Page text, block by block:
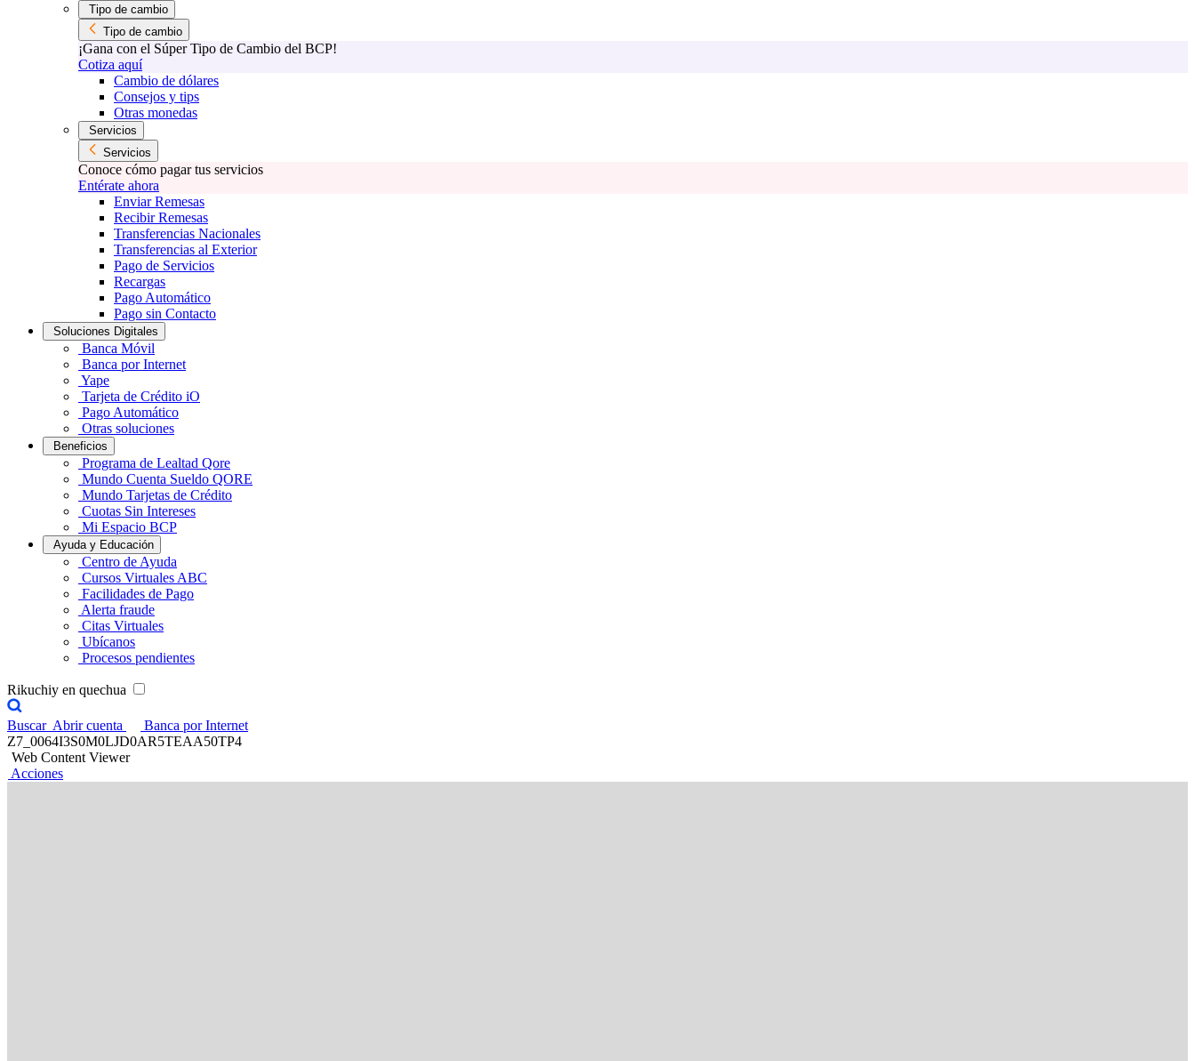
Tipo de cambio
Tipo de cambio
¡Gana con el Súper Tipo de Cambio del BCP!
Cotiza aquí
Cambio de dólares
Consejos y tips
Otras monedas
Servicios
Servicios
Conoce cómo pagar tus servicios
Entérate ahora
Enviar Remesas
Recibir Remesas
Transferencias Nacionales
Transferencias al Exterior
Pago de Servicios
Recargas
Pago Automático
Pago sin Contacto
Soluciones Digitales
Banca Móvil
Banca por Internet
Yape
Tarjeta de Crédito iO
Pago Automático
Otras soluciones
Beneficios
Programa de Lealtad Qore
Mundo Cuenta Sueldo QORE
Mundo Tarjetas de Crédito
Cuotas Sin Intereses
Mi Espacio BCP
Ayuda y Educación
Centro de Ayuda
Cursos Virtuales ABC
Facilidades de Pago
Alerta fraude
Citas Virtuales
Ubícanos
Procesos pendientes
Rikuchiy en quechua
Buscar Abrir cuenta
Banca por Internet
Z7_0064I3S0M0LJD0AR5TEAA50TP4
Web Content Viewer
Acciones